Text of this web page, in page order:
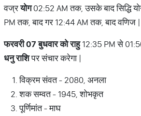
वज्रयोग02:52 AM तक, उसके बाद सिद्धि
PM तक, बाद गर 12:44 AM तक, बाद वणिज |
फरवरी 07 बुधवार को राहु12:35 PM से
धनु राशिपर संचार करेगा |
विक्रम संवत - 2080, अनला
शक सम्वत - 1945, शोभकृत
पूर्णिमांत - माघ